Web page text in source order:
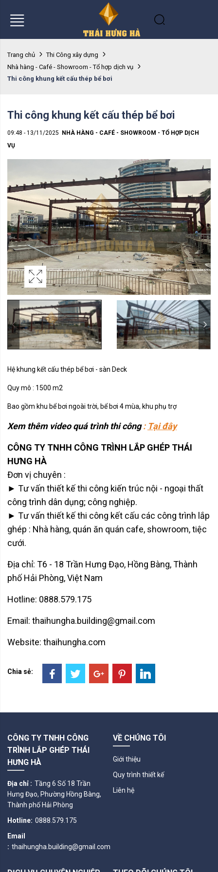
Trang chủ
Thi Công xây dựng
Nhà hàng - Café - Showroom - Tổ hợp dịch vụ
Thi công khung kết cấu thép bể bơi
Thi công khung kết cấu thép bể bơi
09:48 - 13/11/2025
NHÀ HÀNG - CAFÉ - SHOWROOM - TỔ HỢP DỊCH
VỤ
Hệ khung kết cấu thép bể bơi - sàn Deck
Quy mô : 1500 m2
Bao gồm khu bể bơi ngoài trời, bể bơi 4 mùa, khu phụ trợ
Xem thêm video quá trình thi công: Tại đây
CÔNG TY TNHH CÔNG TRÌNH LẮP GHÉP THÁI
HƯNG HÀ
Đơn vị chuyên :
► Tư vấn thiết kế thi công kiến trúc nội - ngoại thất
công trình dân dụng; công nghiệp.
► Tư vấn thiết kế thi công kết cấu các công trình lắp
ghép : Nhà hàng, quán ăn quán cafe, showroom, tiệc
cưới.
Địa chỉ: T6 - 18 Trần Hưng Đạo, Hồng Bàng, Thành
phố Hải Phòng, Việt Nam
Hotline: 0888.579.175
Email: thaihungha.building@gmail.com
Website: thaihungha.com
Chia sẻ:
CÔNG TY TNHH CÔNG
TRÌNH LẮP GHÉP THÁI
HƯNG HÀ
Địa chỉ : Tầng 6 Số 18 Trần
Hưng Đạo, Phường Hồng Bàng,
Thành phố Hải Phòng
Hotline: 0888.579.175
Email
: thaihungha.building@gmail.com
VỀ CHÚNG TÔI
Giới thiệu
Quy trình thiết kế
Liên hệ